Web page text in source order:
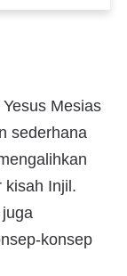
Mesias
sederhana
kisah Injil.
konsep